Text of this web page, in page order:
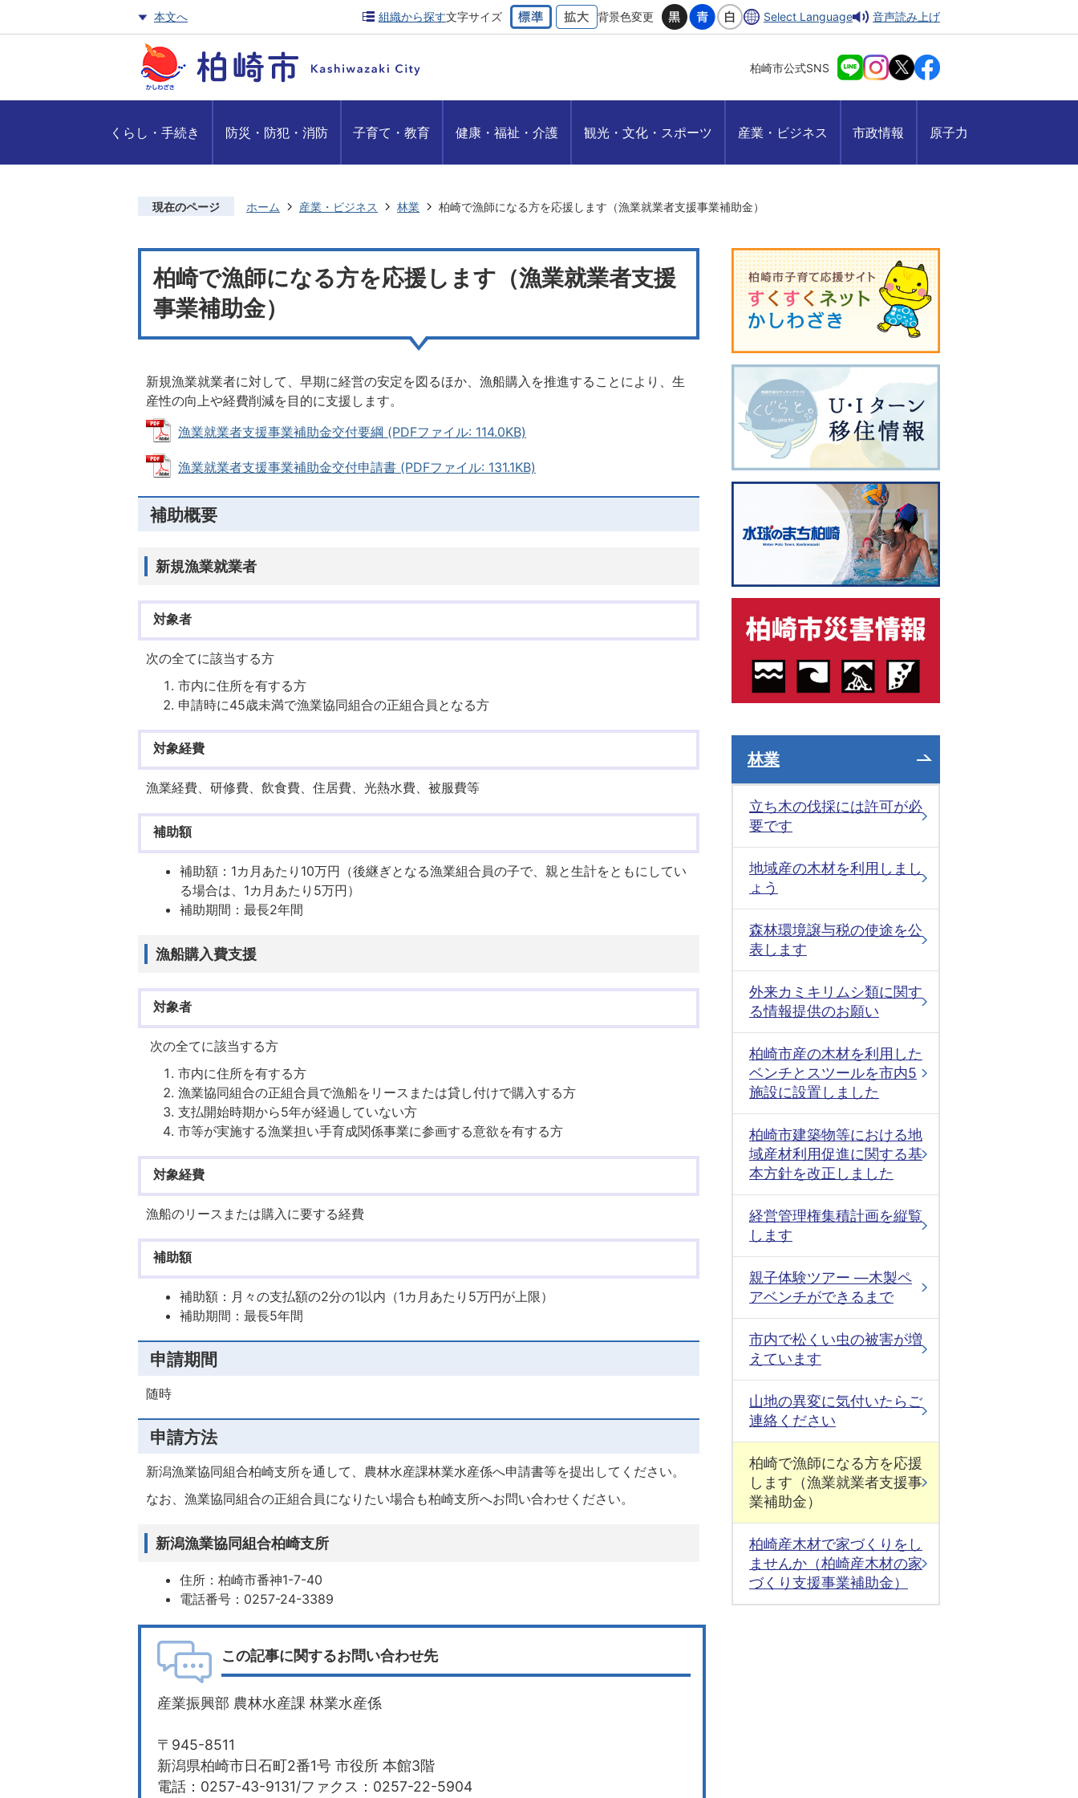
本文へ 組織から探す文字サイズ 背景色変更 Select Language 音声読み上げ
柏崎市公式SNS
くらし・手続き 防災・防犯・消防 子育て・教育 健康・福祉・介護 観光・文化・スポーツ 産業・ビジネス 市政情報 原子力
現在のページ ホーム 産業・ビジネス 林業 柏崎で漁師になる方を応援します（漁業就業者支援事業補助金）
柏崎で漁師になる方を応援します（漁業就業者支援
事業補助金）
新規漁業就業者に対して、早期に経営の安定を図るほか、漁船購入を推進することにより、生
産性の向上や経費削減を目的に支援します。
漁業就業者支援事業補助金交付要綱 (PDFファイル: 114.0KB)
漁業就業者支援事業補助金交付申請書 (PDFファイル: 131.1KB)
補助概要
新規漁業就業者
対象者
次の全てに該当する方
市内に住所を有する方
申請時に45歳未満で漁業協同組合の正組合員となる方
対象経費
漁業経費、研修費、飲食費、住居費、光熱水費、被服費等
補助額
補助額：1カ月あたり10万円（後継ぎとなる漁業組合員の子で、親と生計をともにしてい
る場合は、1カ月あたり5万円）
補助期間：最長2年間
漁船購入費支援
対象者
次の全てに該当する方
市内に住所を有する方
漁業協同組合の正組合員で漁船をリースまたは貸し付けで購入する方
支払開始時期から5年が経過していない方
市等が実施する漁業担い手育成関係事業に参画する意欲を有する方
対象経費
漁船のリースまたは購入に要する経費
補助額
補助額：月々の支払額の2分の1以内（1カ月あたり5万円が上限）
補助期間：最長5年間
申請期間
随時
申請方法
新潟漁業協同組合柏崎支所を通して、農林水産課林業水産係へ申請書等を提出してください。
なお、漁業協同組合の正組合員になりたい場合も柏崎支所へお問い合わせください。
新潟漁業協同組合柏崎支所
住所：柏崎市番神1-7-40
電話番号：0257-24-3389
この記事に関するお問い合わせ先
産業振興部 農林水産課 林業水産係
〒945-8511
新潟県柏崎市日石町2番1号 市役所 本館3階
電話：0257-43-9131/ファクス：0257-22-5904
林業
立ち木の伐採には許可が必
要です
地域産の木材を利用しまし
ょう
森林環境譲与税の使途を公
表します
外来カミキリムシ類に関す
る情報提供のお願い
柏崎市産の木材を利用した
ベンチとスツールを市内5
施設に設置しました
柏崎市建築物等における地
域産材利用促進に関する基
本方針を改正しました
経営管理権集積計画を縦覧
します
親子体験ツアー ―木製ペ
アベンチができるまで
市内で松くい虫の被害が増
えています
山地の異変に気付いたらご
連絡ください
柏崎で漁師になる方を応援
します（漁業就業者支援事
業補助金）
柏崎産木材で家づくりをし
ませんか（柏崎産木材の家
づくり支援事業補助金）